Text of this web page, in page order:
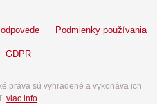
Podmienky používania
GDPR
práva sú vyhradené a vykonáva ich
viac info.